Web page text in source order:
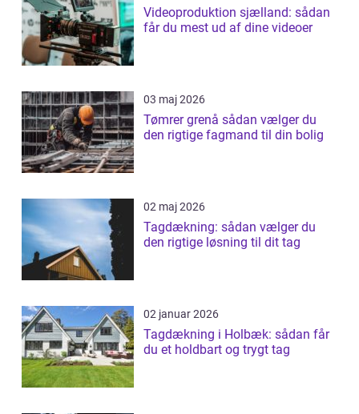
Videoproduktion sjælland: sådan
får du mest ud af dine videoer
03 maj 2026
Tømrer grenå sådan vælger du
den rigtige fagmand til din bolig
02 maj 2026
Tagdækning: sådan vælger du
den rigtige løsning til dit tag
02 januar 2026
Tagdækning i Holbæk: sådan får
du et holdbart og trygt tag